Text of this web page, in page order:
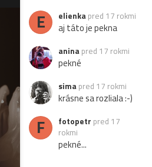
E elienka pred 17 rokmi
aj táto je pekna
anina pred 17 rokmi
pekné
sima pred 17 rokmi
krásne sa rozliala :-)
F fotopetr pred 17
rokmi
pekné...